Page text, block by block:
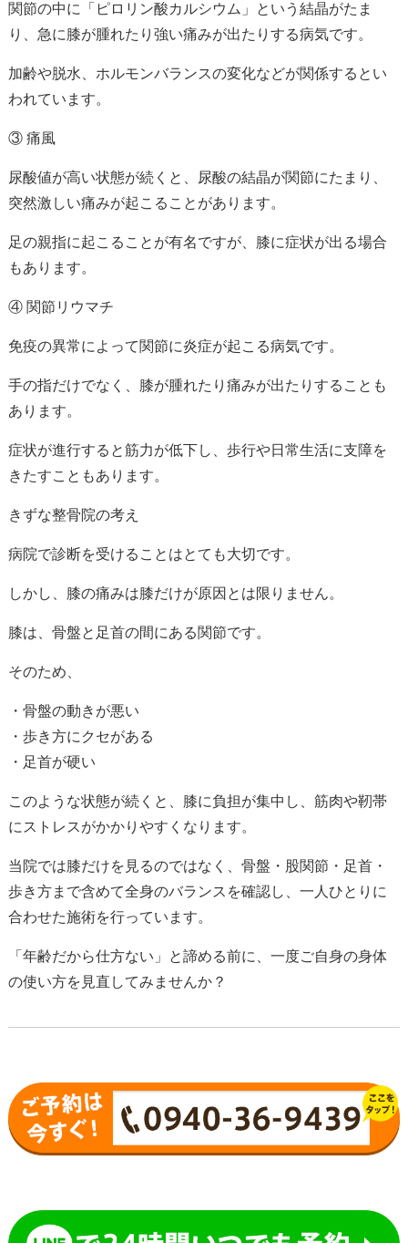
関節の中に「ピロリン酸カルシウム」という結晶がたま
り、急に膝が腫れたり強い痛みが出たりする病気です。
加齢や脱水、ホルモンバランスの変化などが関係するとい
われています。
③ 痛風
尿酸値が高い状態が続くと、尿酸の結晶が関節にたまり、
突然激しい痛みが起こることがあります。
足の親指に起こることが有名ですが、膝に症状が出る場合
もあります。
④ 関節リウマチ
免疫の異常によって関節に炎症が起こる病気です。
手の指だけでなく、膝が腫れたり痛みが出たりすることも
あります。
症状が進行すると筋力が低下し、歩行や日常生活に支障を
きたすこともあります。
きずな整骨院の考え
病院で診断を受けることはとても大切です。
しかし、膝の痛みは膝だけが原因とは限りません。
膝は、骨盤と足首の間にある関節です。
そのため、
・骨盤の動きが悪い
・歩き方にクセがある
・足首が硬い
このような状態が続くと、膝に負担が集中し、筋肉や靭帯
にストレスがかかりやすくなります。
当院では膝だけを見るのではなく、骨盤・股関節・足首・
歩き方まで含めて全身のバランスを確認し、一人ひとりに
合わせた施術を行っています。
「年齢だから仕方ない」と諦める前に、一度ご自身の身体
の使い方を見直してみませんか？